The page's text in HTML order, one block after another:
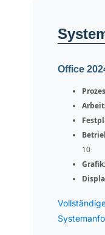
Office
10
Grafik: